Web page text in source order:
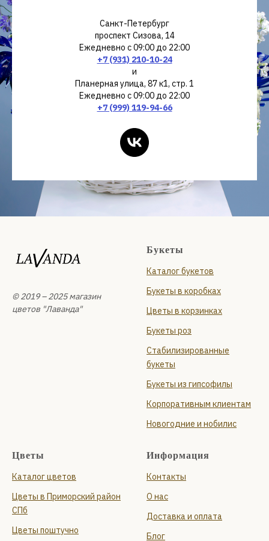
Санкт-Петербург
проспект Сизова, 14
Ежедневно с 09:00 до 22:00
+7 (931) 210-10-24
и
Планерная улица, 87 к1, стр. 1
Ежедневно с 09:00 до 22:00
+7 (999) 119-94-66
© 2019 – 2025 магазин
цветов "Лаванда"
Букеты
Каталог букетов
Букеты в коробках
Цветы в корзинках
Букеты роз
Стабилизированные
букеты
Букеты из гипсофилы
Корпоративным клиентам
Новогодние и нобилис
Цветы
Каталог цветов
Цветы в Приморский район
СПб
Цветы поштучно
Информация
Контакты
О нас
Доставка и оплата
Блог